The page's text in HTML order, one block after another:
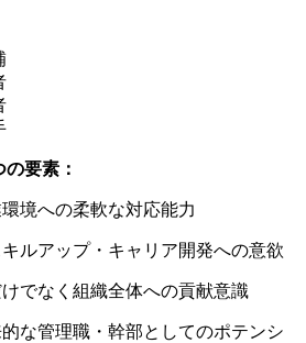
要素：
境への柔軟な対応能力
ルアップ・キャリア開発への意欲
でなく組織全体への貢献意識
な管理職・幹部としてのポテンシ